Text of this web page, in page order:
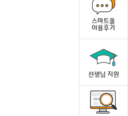
스마트올
이용후기
선생님 지원